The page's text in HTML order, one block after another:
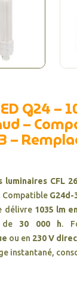
G24 –
–
–
luminaires CFL
Compatible G24d-
délivre 1035 lm
de 30 000 h.
ou en 230 V
instantané,